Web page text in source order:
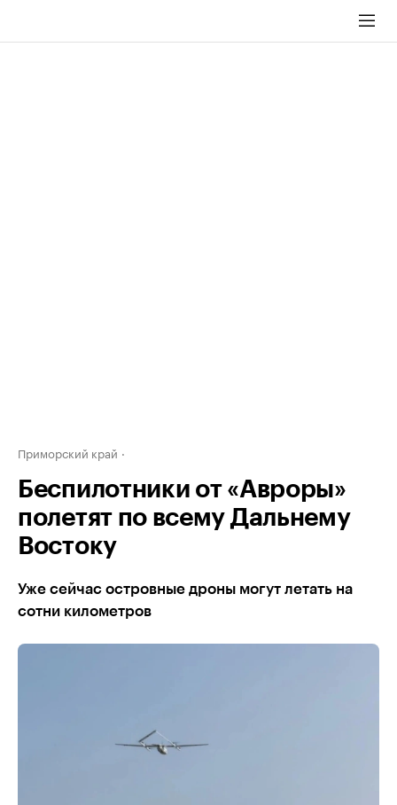
Приморский край
Беспилотники от «Авроры»
полетят по всему Дальнему
Востоку
Уже сейчас островные дроны могут летать на
сотни километров